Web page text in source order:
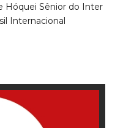
Hóquei Sênior do Inter
Internacional